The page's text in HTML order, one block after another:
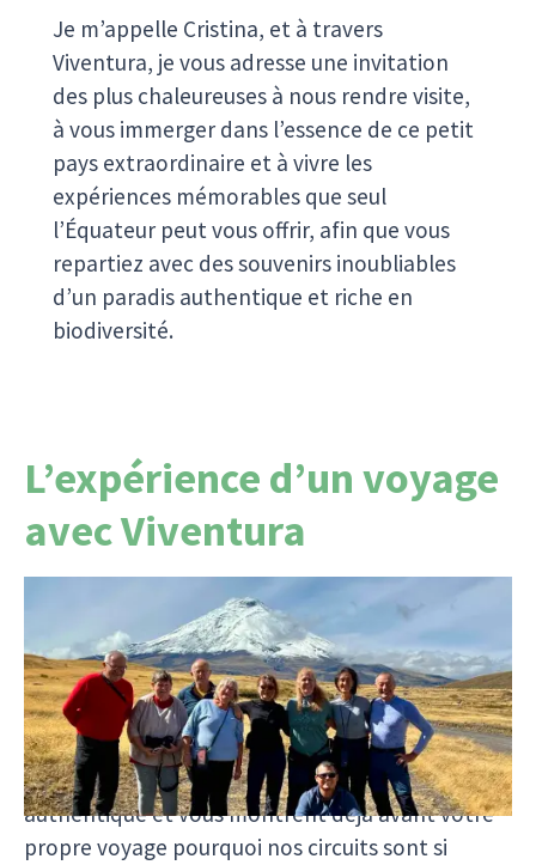
Je m’appelle Cristina, et à travers
Viventura, je vous adresse une invitation
des plus chaleureuses à nous rendre visite,
à vous immerger dans l’essence de ce petit
pays extraordinaire et à vivre les
expériences mémorables que seul
l’Équateur peut vous offrir, afin que vous
repartiez avec des souvenirs inoubliables
d’un paradis authentique et riche en
biodiversité.
L’expérience d’un voyage
avec Viventura
Chaque journal de bord raconte une histoire
personnelle et vous montre qui voyage avec
nous, quels moments émouvants se vivent et ce
que l’on ressent réellement lors d’un voyage
avec Viventura. Pas de publicité brillante, mais
des impressions sincères qui offrent une image
authentique et vous montrent déjà avant votre
propre voyage pourquoi nos circuits sont si